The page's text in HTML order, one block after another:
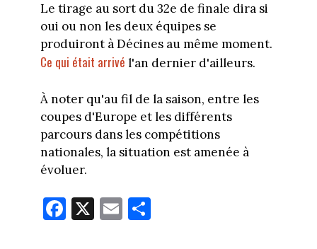
Le tirage au sort du 32e de finale dira si
oui ou non les deux équipes se
produiront à Décines au même moment.
Ce qui était arrivé l'an dernier d'ailleurs.
À noter qu'au fil de la saison, entre les
coupes d'Europe et les différents
parcours dans les compétitions
nationales, la situation est amenée à
évoluer.
Fa
ce
X E
m
Pa